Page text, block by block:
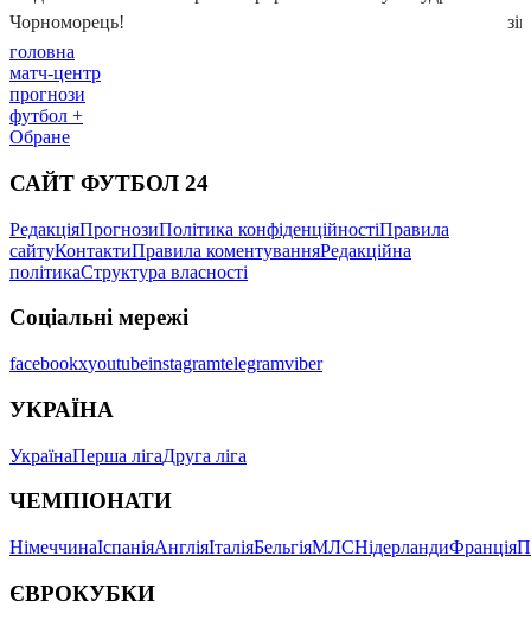
головна
матч-центр
прогнози
футбол +
Обране
САЙТ ФУТБОЛ 24
РедакціяПрогнозиПолітика конфіденційностіПравила
сайтуКонтактиПравила коментуванняРедакційна
політикаСтруктура власності
Соціальні мережі
facebookxyoutubeinstagramtelegramviber
УКРАЇНА
УкраїнаПерша лігаДруга ліга
ЧЕМПІОНАТИ
НімеччинаІспаніяАнгліяІталіяБельгіяМЛСНідерландиФранція
ЄВРОКУБКИ